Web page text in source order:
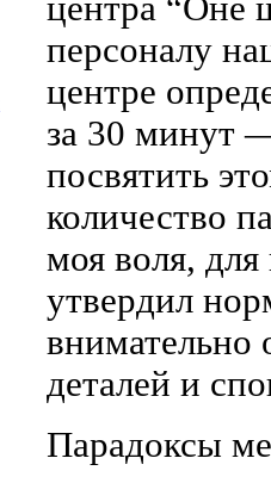
центра “Оне
персоналу
центре
за 30 минут
посвятить
количество
моя воля,
утвердил
внимательно
деталей и
Парадоксы